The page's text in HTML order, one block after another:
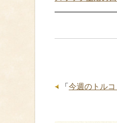
「 今週のトルコ